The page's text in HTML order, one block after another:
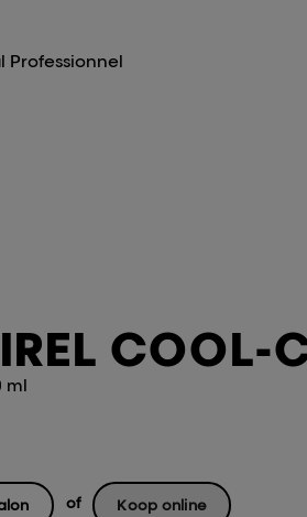
Professionnel
COOL-
ml
of Koop online